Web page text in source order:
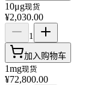
10μg现货
¥2,030.00
1
加入购物车
1mg现货
¥72,800.00